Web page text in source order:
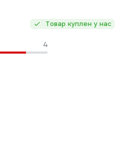
Товар куплен у нас
4